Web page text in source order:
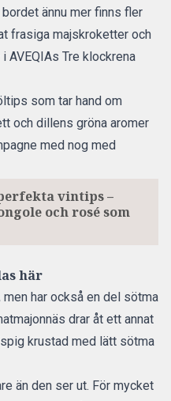
ännu mer finns fler
frasiga majskroketter och
AVEQIAs Tre klockrena
som tar hand om
och dillens gröna aromer
med nog med
vintips –
och rosé som
här
har också en del sötma
drar åt ett annat
krustad med lätt sötma
än den ser ut. För mycket